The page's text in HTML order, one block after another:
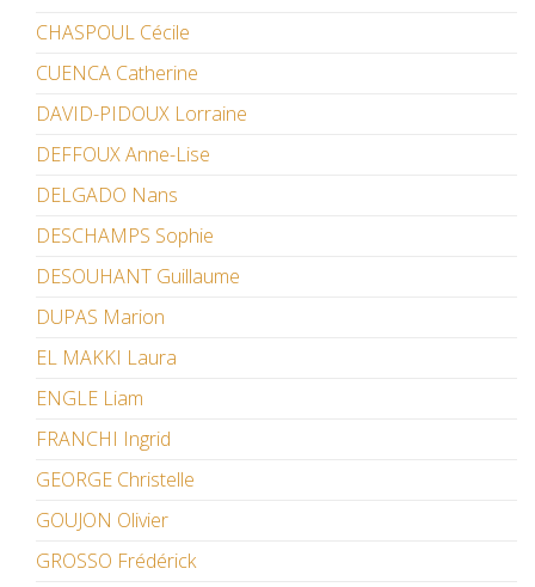
CHASPOUL Cécile
CUENCA Catherine
DAVID-PIDOUX Lorraine
DEFFOUX Anne-Lise
DELGADO Nans
DESCHAMPS Sophie
DESOUHANT Guillaume
DUPAS Marion
EL MAKKI Laura
ENGLE Liam
FRANCHI Ingrid
GEORGE Christelle
GOUJON Olivier
GROSSO Frédérick